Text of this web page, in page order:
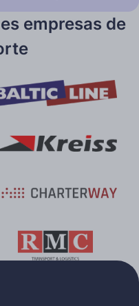
empresas de